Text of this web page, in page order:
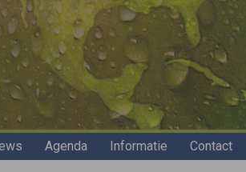
Agenda Informatie Contact